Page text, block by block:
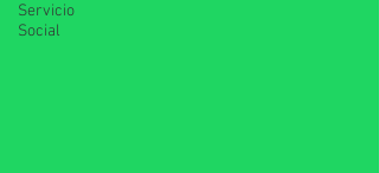
Servicio
Social